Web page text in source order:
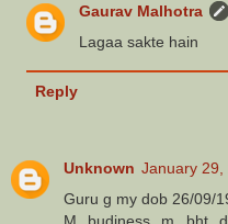
Gaurav Malhotra
Lagaa sakte hain
Reply
Unknown January 29,
Guru g my dob 26/09/